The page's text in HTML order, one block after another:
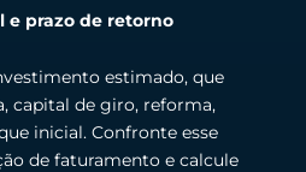
prazo de retorno
estimado, que
capital de giro, reforma,
inicial. Confronte esse
de faturamento e calcule